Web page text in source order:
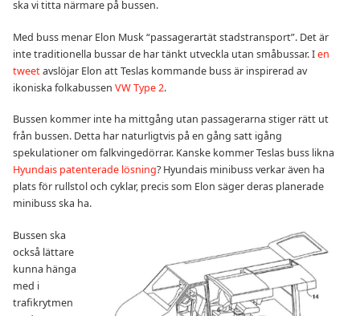
ska vi titta närmare på bussen.
Med buss menar Elon Musk “passagerartät stadstransport”. Det är
inte traditionella bussar de har tänkt utveckla utan småbussar. Ien
tweetavslöjar Elon att Teslas kommande buss är inspirerad av
ikoniska folkabussen VW Type 2.
Bussen kommer inte ha mittgång utan passagerarna stiger rätt ut
från bussen. Detta har naturligtvis på en gång satt igång
spekulationer om falkvingedörrar. Kanske kommer Teslas buss likna
Hyundais patenterade lösning? Hyundais minibuss verkar även ha
plats för rullstol och cyklar, precis som Elon säger deras planerade
minibuss ska ha.
Bussen ska
också lättare
kunna hänga
med i
trafikrytmen